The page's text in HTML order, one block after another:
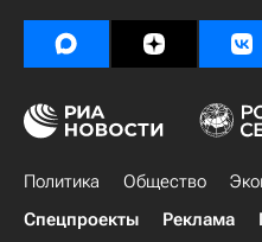
Политика Общество
Спецпроекты
Реклама